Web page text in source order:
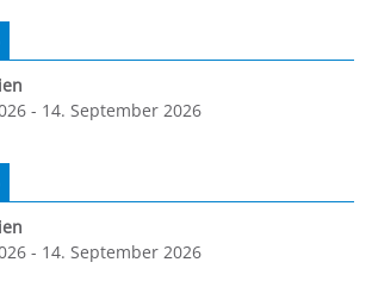
- 14. September 2026
- 14. September 2026